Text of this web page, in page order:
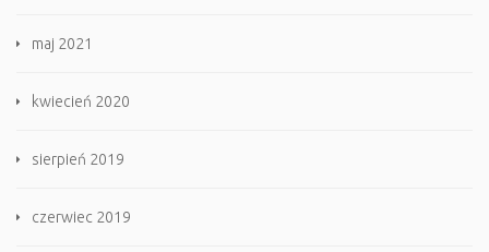
maj 2021
kwiecień 2020
sierpień 2019
czerwiec 2019